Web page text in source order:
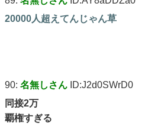
20000人超えてんじゃん草
90: 名無しさん ID:J2d0SWrD0
同接2万
覇権すぎる